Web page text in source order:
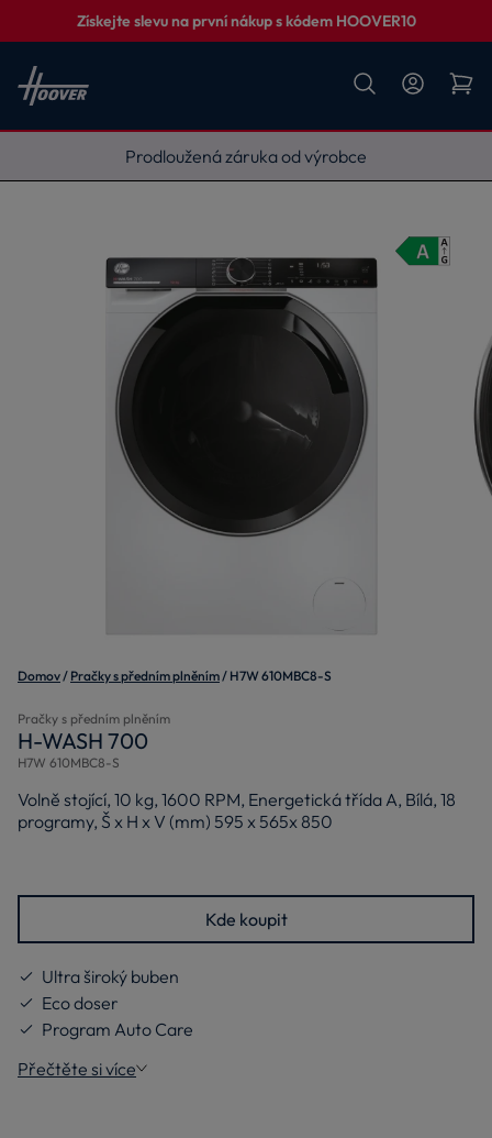
Získejte slevu na první nákup s kódem HOOVER10
Vyneseme, zapojíme, odvezeme
Domov Pračky s předním plněním H7W 610MBC8-S
Pračky s předním plněním
H-WASH 700
H7W 610MBC8-S
Volně stojící, 10 kg, 1600 RPM, Energetická třída A, Bílá, 18
programy, Š x H x V (mm) 595 x 565x 850
Kde koupit
Ultra široký buben
Eco doser
Program Auto Care
Přečtěte si více